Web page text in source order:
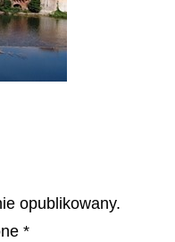
opublikowany.
*